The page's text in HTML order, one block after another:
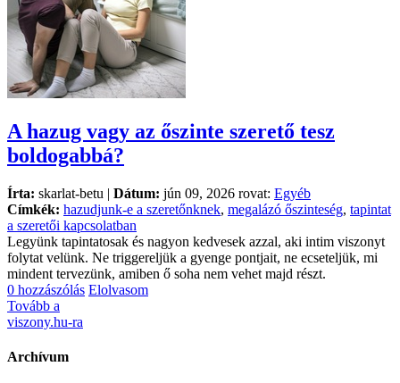
A hazug vagy az őszinte szerető tesz
boldogabbá?
Írta: skarlat-betu | Dátum: jún 09, 2026 rovat: Egyéb
Címkék: hazudjunk-e a szeretőnknek, megalázó őszinteség, tapintat
a szeretői kapcsolatban
Legyünk tapintatosak és nagyon kedvesek azzal, aki intim viszonyt
folytat velünk. Ne triggereljük a gyenge pontjait, ne ecseteljük, mi
mindent tervezünk, amiben ő soha nem vehet majd részt.
0 hozzászólás Elolvasom
Tovább a
viszony.hu-ra
Archívum